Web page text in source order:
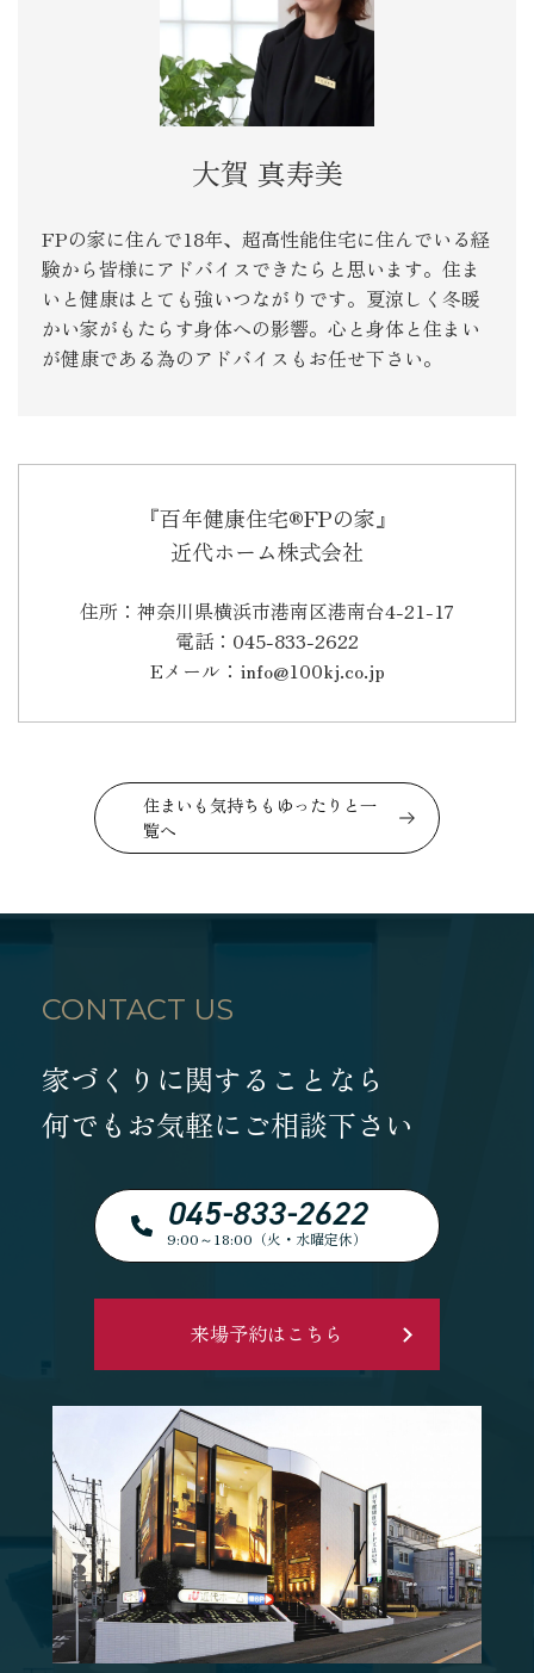
大賀 真寿美
FPの家に住んで18年、超高性能住宅に住んでいる経
験から皆様にアドバイスできたらと思います。住ま
いと健康はとても強いつながりです。夏涼しく冬暖
かい家がもたらす身体への影響。心と身体と住まい
が健康である為のアドバイスもお任せ下さい。
『百年健康住宅®FPの家』
近代ホーム株式会社
住所：神奈川県横浜市港南区港南台4-21-17
電話：045-833-2622
Eメール：info@100kj.co.jp
住まいも気持ちもゆったりと一
覧へ
CONTACT US
家づくりに関することなら
何でもお気軽にご相談下さい
045-833-2622
9:00～18:00（火・水曜定休）
来場予約はこちら